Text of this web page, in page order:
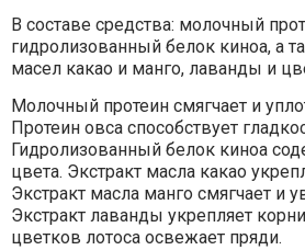
В составе средства: молочный
гидролизованный белок киноа, а
масел какао и манго, лаванды и
Молочный протеин смягчает и
Протеин овса способствует
Гидролизованный белок киноа
цвета. Экстракт масла какао
Экстракт масла манго смягчает и
Экстракт лаванды укрепляет
цветков лотоса освежает пряди.